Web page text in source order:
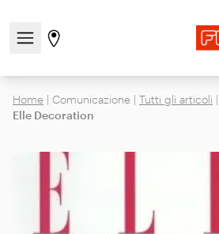
Apri/chiudi il menu di navigazione
Vai alla pagina degli stores
Home | Comunicazione | Tutti gli articoli |
Elle Decoration